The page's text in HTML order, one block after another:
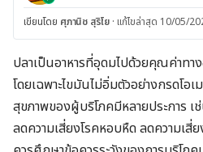
เขียนโดย ศุภานิช สุริโย · แก้ไขล่าสุด 10/05/
ปลาเป็นอาหารที่อุดมไปด้วยคุณค่าทา
โดยเฉพาะไขมันไม่อิ่มตัวอย่างกรดโอ
สุขภาพของผู้บริโภคมีหลายประการ เ
ลดความเสี่ยงโรคหอบหืด ลดความเสี่